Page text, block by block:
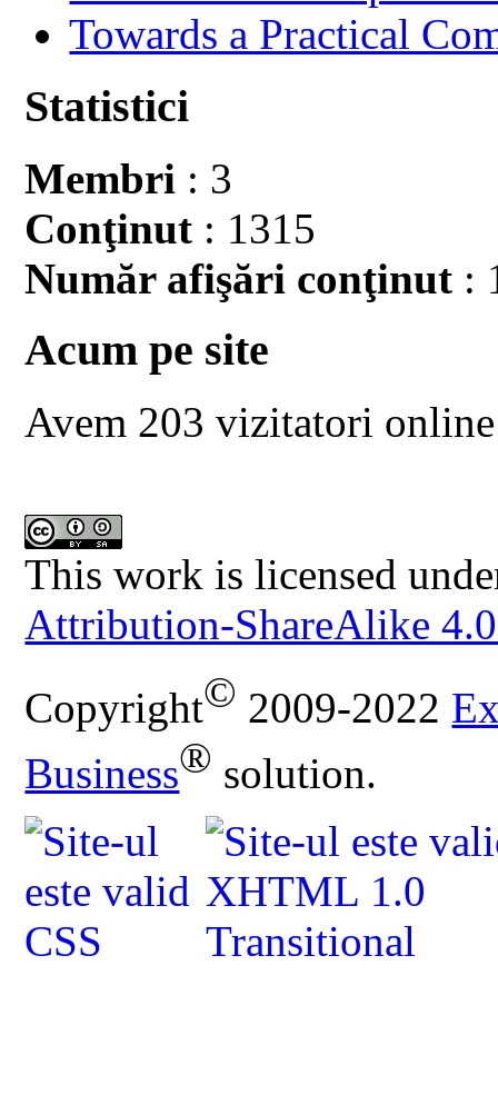
Towards a Practical
Statistici
Membri : 3
Conţinut : 1315
Număr afişări conţinut :
Acum pe site
Avem 203 vizitatori online
This work is licensed
Attribution-ShareAlike
Copyright© 2009-2022
Business® solution.